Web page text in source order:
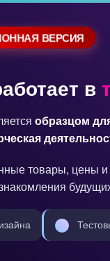
ВЕРСИЯ
в
образцом
товары, цены